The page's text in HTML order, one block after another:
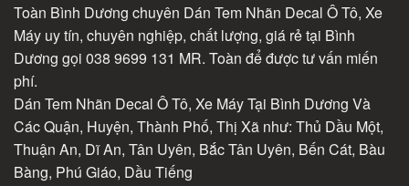
Toàn Bình Dương chuyên Dán Tem Nhãn Decal Ô Tô, Xe
Máy uy tín, chuyên nghiệp, chất lượng, giá rẻ tại Bình
Dương gọi 038 9699 131 MR. Toàn để được tư vấn miến
phí.
Dán Tem Nhãn Decal Ô Tô, Xe Máy Tại Bình Dương Và
Các Quận, Huyện, Thành Phố, Thị Xã như: Thủ Dầu Một,
Thuận An, Dĩ An, Tân Uyên, Bắc Tân Uyên, Bến Cát, Bàu
Bàng, Phú Giáo, Dầu Tiếng